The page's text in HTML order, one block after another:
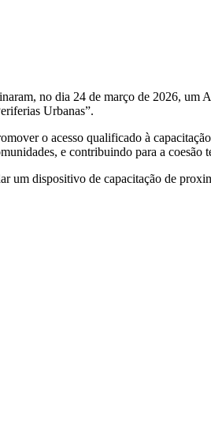
no dia 24 de março de 2026, um
Urbanas”.
o acesso qualificado à
e contribuindo para a coesão
um dispositivo de capacitação de